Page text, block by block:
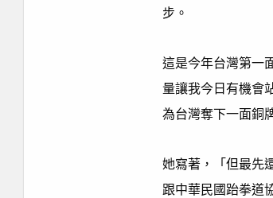
步。
這是今年台灣第一
量讓我今日有機會
為台灣奪下一面銅
她寫著，「但最先
跟中華民國跆拳道